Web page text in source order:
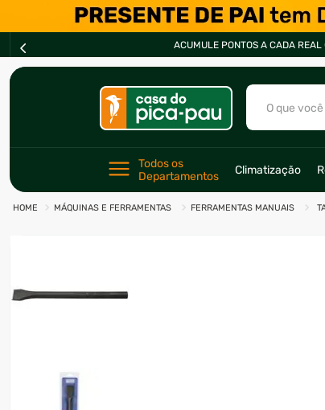
ACUMULE PONTOS A CADA REAL
O que você
Todos os
Departamentos
Climatização
MÁQUINAS E FERRAMENTAS FERRAMENTAS MANUAIS
2º
freezer